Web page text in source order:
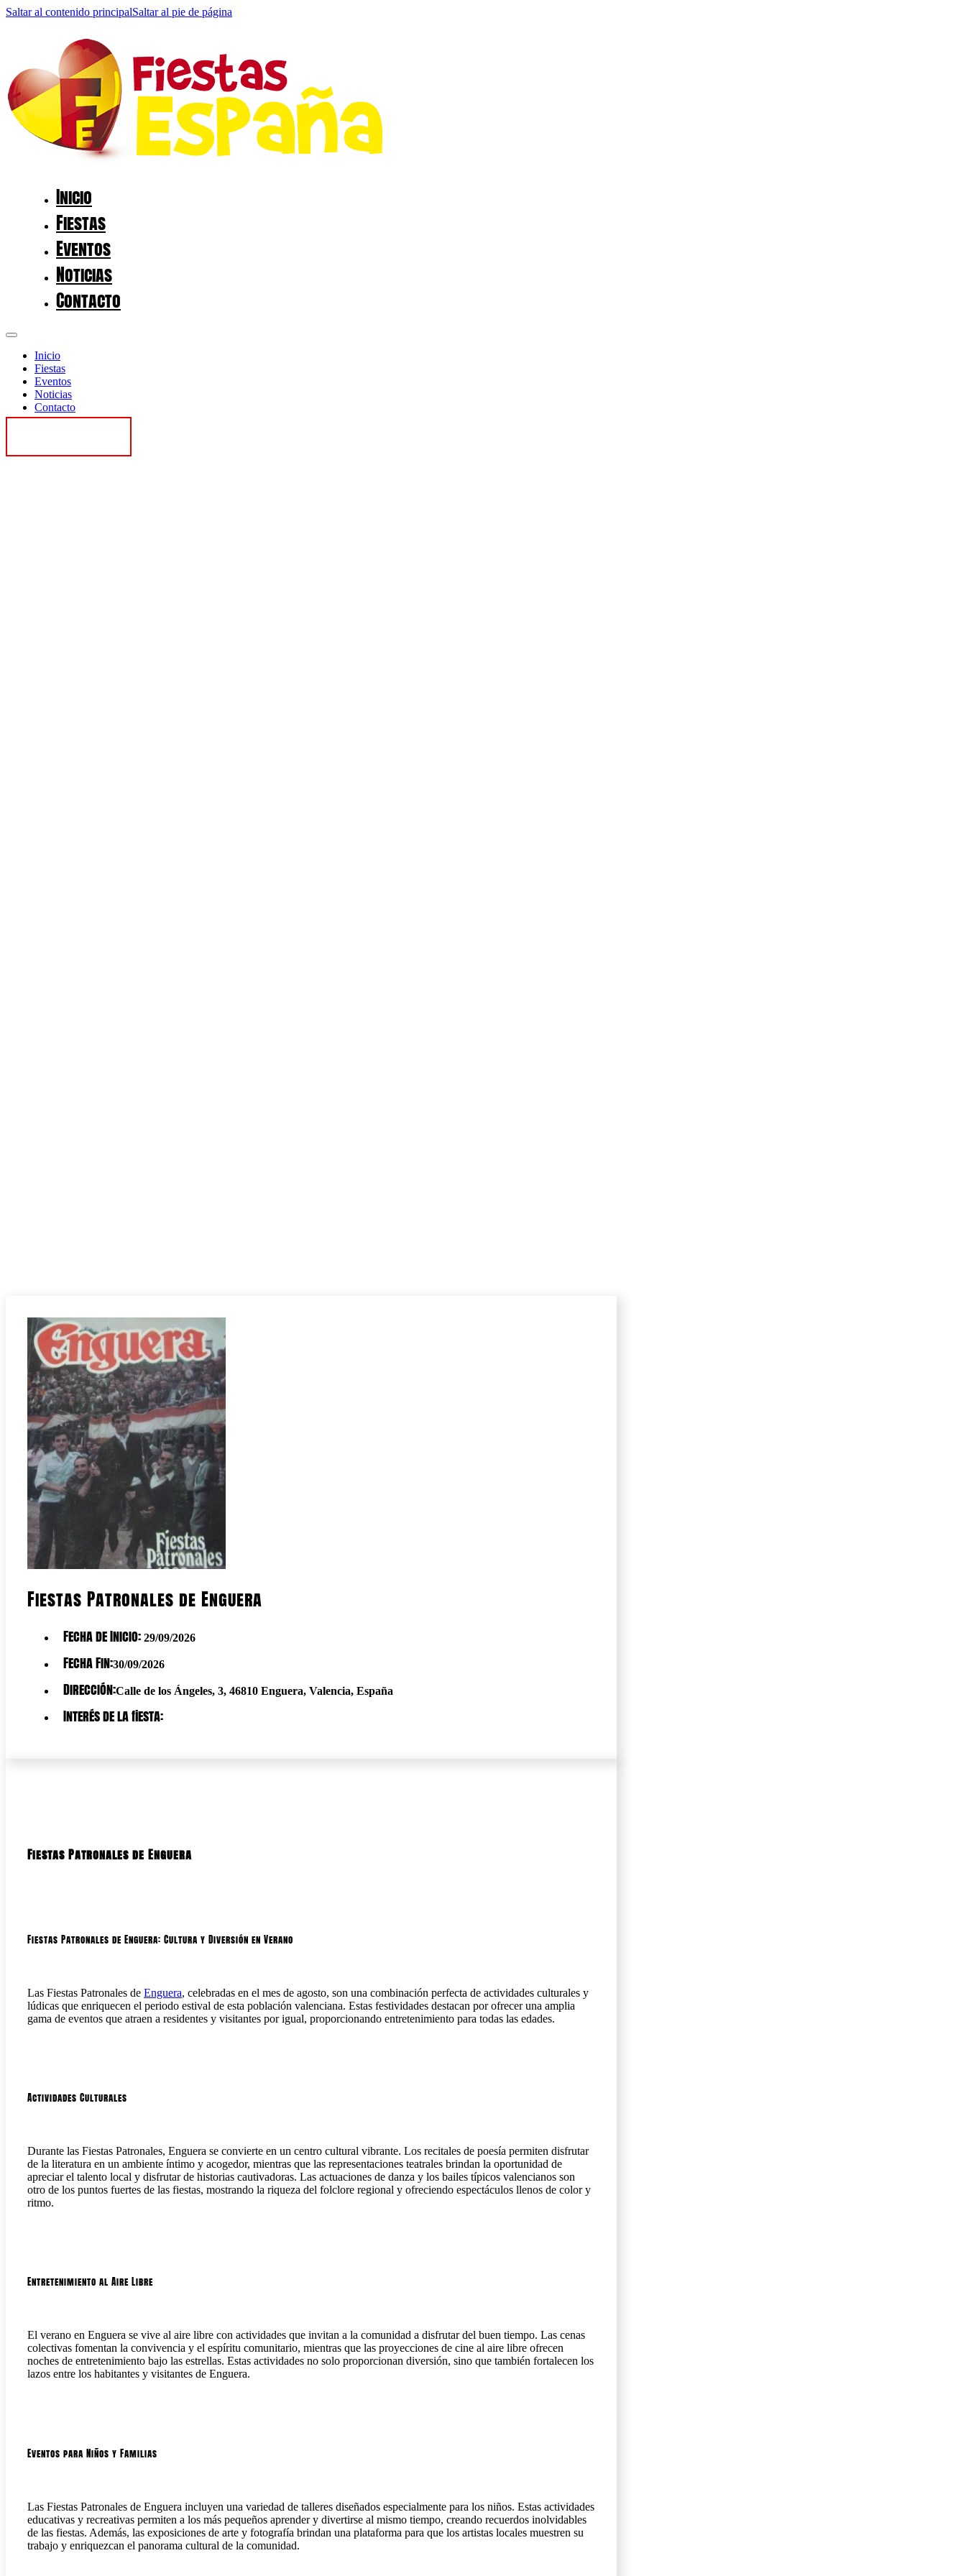
Saltar al contenido principalSaltar al pie de página
Inicio
Fiestas
Eventos
Noticias
Contacto
Inicio
Fiestas
Eventos
Noticias
Contacto
Fiestas Patronales de Enguera
Fecha de Inicio: 29/09/2026
Fecha Fin:30/09/2026
Dirección:Calle de los Ángeles, 3, 46810 Enguera, Valencia, España
Interés de la fiesta:
Fiestas Patronales de Enguera
Fiestas Patronales de Enguera: Cultura y Diversión en Verano
Las Fiestas Patronales de Enguera, celebradas en el mes de agosto, son una combinación perfecta de actividades culturales y
lúdicas que enriquecen el periodo estival de esta población valenciana. Estas festividades destacan por ofrecer una amplia
gama de eventos que atraen a residentes y visitantes por igual, proporcionando entretenimiento para todas las edades.
Actividades Culturales
Durante las Fiestas Patronales, Enguera se convierte en un centro cultural vibrante. Los recitales de poesía permiten disfrutar
de la literatura en un ambiente íntimo y acogedor, mientras que las representaciones teatrales brindan la oportunidad de
apreciar el talento local y disfrutar de historias cautivadoras. Las actuaciones de danza y los bailes típicos valencianos son
otro de los puntos fuertes de las fiestas, mostrando la riqueza del folclore regional y ofreciendo espectáculos llenos de color y
ritmo.
Entretenimiento al Aire Libre
El verano en Enguera se vive al aire libre con actividades que invitan a la comunidad a disfrutar del buen tiempo. Las cenas
colectivas fomentan la convivencia y el espíritu comunitario, mientras que las proyecciones de cine al aire libre ofrecen
noches de entretenimiento bajo las estrellas. Estas actividades no solo proporcionan diversión, sino que también fortalecen los
lazos entre los habitantes y visitantes de Enguera.
Eventos para Niños y Familias
Las Fiestas Patronales de Enguera incluyen una variedad de talleres diseñados especialmente para los niños. Estas actividades
educativas y recreativas permiten a los más pequeños aprender y divertirse al mismo tiempo, creando recuerdos inolvidables
de las fiestas. Además, las exposiciones de arte y fotografía brindan una plataforma para que los artistas locales muestren su
trabajo y enriquezcan el panorama cultural de la comunidad.